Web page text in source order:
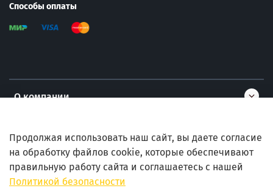
О компании
Информация
Помощь
Способы оплаты
Продолжая использовать наш сайт, вы даете согласие
на обработку файлов cookie, которые обеспечивают
правильную работу сайта и соглашаетесь с нашей
Политикой безопасности